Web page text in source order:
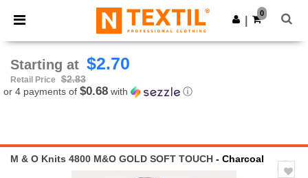
× Ntextil App
Better prices on app!
Get the app
0
Starting at $2.70
Retail Price
$2.83
or 4 payments of $0.68 with ⓘ
M & O Knits 4800 M&O GOLD SOFT TOUCH - Charcoal